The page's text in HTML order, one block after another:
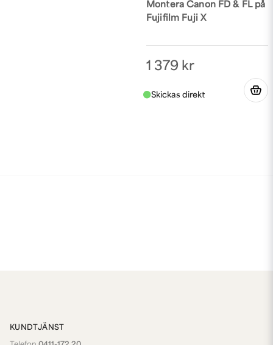
Montera Canon FD & FL på
Fujifilm Fuji X
1 379 kr
KUNDTJÄNST